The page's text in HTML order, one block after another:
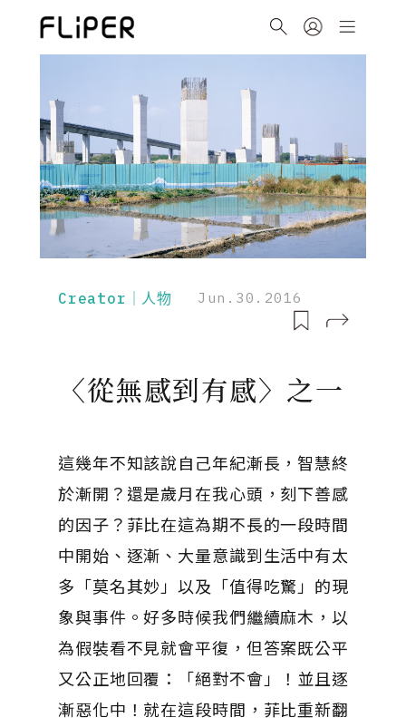
Creator｜人物 Jun.30.2016
〈從無感到有感〉之一
這幾年不知該說自己年紀漸長，智慧終
於漸開？還是歲月在我心頭，刻下善感
的因子？菲比在這為期不長的一段時間
中開始、逐漸、大量意識到生活中有太
多「莫名其妙」以及「值得吃驚」的現
象與事件。好多時候我們繼續麻木，以
為假裝看不見就會平復，但答案既公平
又公正地回覆：「絕對不會」！並且逐
漸惡化中！就在這段時間，菲比重新翻